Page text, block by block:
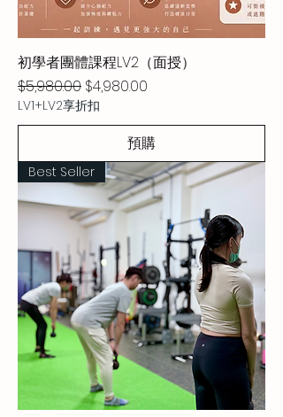
初學者團體課程LV2（面授）
一般價格
$5,980.00 促銷價格
$4,980.00
LV1+LV2享折扣
預購
Best Seller